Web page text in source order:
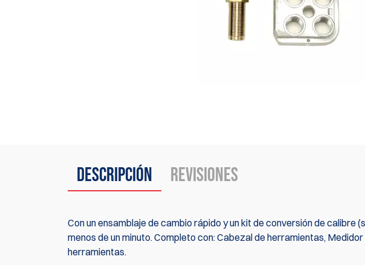
Descripción Revisiones
Con un ensamblaje de cambio rápido y un kit de conversión de calibre
menos de un minuto. Completo con: Cabezal de herramientas,
herramientas.